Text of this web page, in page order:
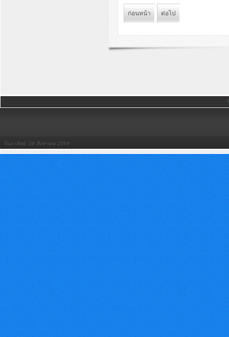
ก่อนหน้า ต่อไป
วันอาทิตย์, 09 สิงหาคม 2569